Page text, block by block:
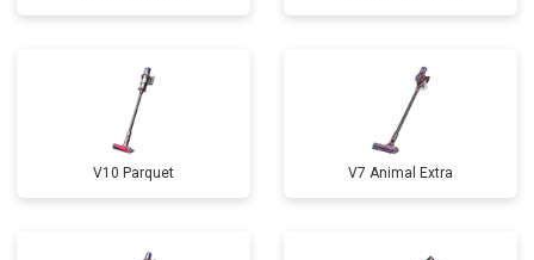
V10 Parquet V7 Animal Extra